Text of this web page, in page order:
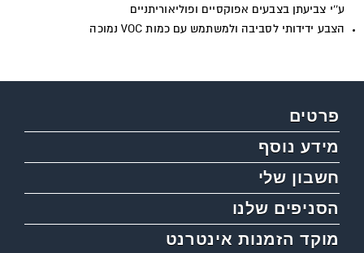
ע''י צביעתן בצבעים אפוקסיים ופוליאוריתניים
הצבע ידידותי לסביבה ולמשתמש עם כמות VOC נמוכה
פרטים
מידע נוסף
חשבון שלי
הסניפים שלנו
מוקד הזמנות אינטרנט